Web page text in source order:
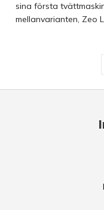
sina första
mellanvarianten, Zeo